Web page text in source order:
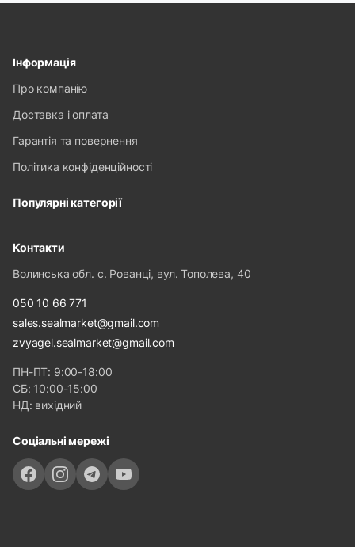
Інформація
Про компанію
Доставка і оплата
Гарантія та повернення
Політика конфіденційності
Популярні категорії
Контакти
Волинська обл. с. Рованці, вул. Тополева, 40
050 10 66 771
sales.sealmarket@gmail.com
zvyagel.sealmarket@gmail.com
ПН-ПТ: 9:00-18:00
СБ: 10:00-15:00
НД: вихідний
Соціальні мережі